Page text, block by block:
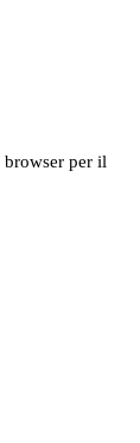
per il